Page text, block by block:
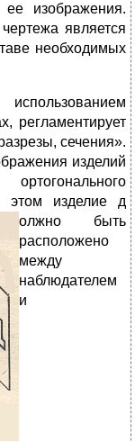
изображения.
является
необходимых
регламентирует
сечения».
изделий
этом изделие д
олжно быть
расположено
между
наблюдателем
и